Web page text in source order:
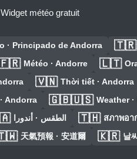
météo gratuit
· Principado de Andorra 🇹🇷
Météo · Andorre 🇱🇹
🇻🇳 Thời tiết · Andorra
Andorra 🇬🇧🇺🇸 Weather
الطقس · أندورا 🇹🇭 สภาพอา
天氣預報 · 安道爾 🇰🇷 날